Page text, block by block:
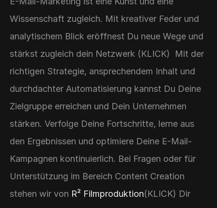
Wissenschaft zugleich. Mit kreativer Feder und
analytischem Blick eröffnest Du neue Wege und
stärkst zugleich dein Netzwerk (KLICK)  Mit der
richtigen Strategie, ansprechendem Inhalt und
durchdachter Automatisierung kannst Du Deine
Zielgruppe erreichen und Dein Unternehmen
stärken. Verfolge Deine Fortschritte, lerne aus
den Ergebnissen und optimiere Deine E-Mail-
Kampagnen kontinuierlich. Bei Fragen oder für
Unterstützung im Bereich Content Creation
stehen wir von R² Filmproduktion(KLICK) Dir